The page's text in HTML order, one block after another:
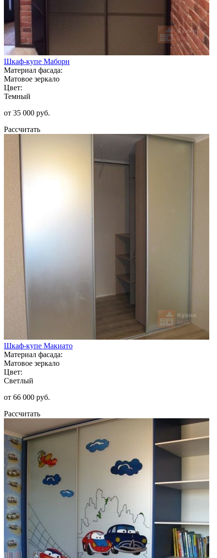
Шкаф-купе Маборн
Материал фасада:
Матовое зеркало
Цвет:
Темный
от 35 000 руб.
Рассчитать
Шкаф-купе Макиато
Материал фасада:
Матовое зеркало
Цвет:
Светлый
от 66 000 руб.
Рассчитать